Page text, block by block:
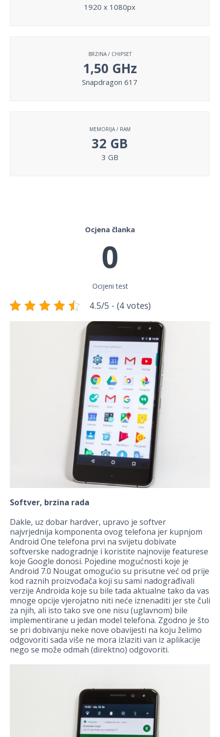
1920 x 1080px
BRZINA / CHIPSET
1,50 GHz
Snapdragon 617
MEMORIJA / RAM
32 GB
3 GB
Ocjena članka
0
Ocijeni test
4.5/5 - (4 votes)
Softver, brzina rada
Dakle, uz dobar hardver, upravo je softver
najvrjednija komponenta ovog telefona jer kupnjom
Android One telefona prvi na svijetu dobivate
softverske nadogradnje i koristite najnovije featurese
koje Google donosi. Pojedine mogućnosti koje je
Android 7.0 Nougat omogućio su prisutne već od prije
kod raznih proizvođača koji su sami nadograđivali
verzije Androida koje su bile tada aktualne tako da vas
mnoge opcije vjerojatno niti neće iznenaditi jer ste čuli
za njih, ali isto tako sve one nisu (uglavnom) bile
implementirane u jedan model telefona. Zgodno je što
se pri dobivanju neke nove obavijesti na koju želimo
odgovoriti sada više ne mora izlaziti van iz aplikacije
nego se može odmah (direktno) odgovoriti.